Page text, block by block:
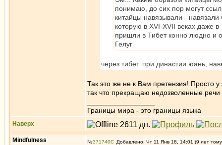
понимаю, до сих пор могут
китайцы навязывали - навязали
которую в XVI-XVII веках даже
пришли в Тибет конно людно и
Гелуг
через тибет. при династии юань,
Так это же не к Вам претензия! Просто
так что прекращаю недозволенные речи
Границы мира - это границы языка
Наверх
Mindfulness №371740 Добавлено: Чт 11 Янв 18, 14:01 (9 лет